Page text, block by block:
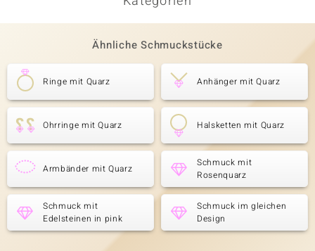
Ähnliche Schmuckstücke
Ringe mit Quarz Anhänger mit Quarz
Ohrringe mit Quarz Halsketten mit Quarz
Armbänder mit Quarz
Schmuck mit
Rosenquarz
Schmuck mit
Edelsteinen in pink
Schmuck im gleichen
Design